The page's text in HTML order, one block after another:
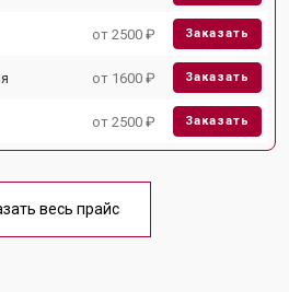
от 2500 ₽ Заказать
от 1600 ₽ Заказать
от 2500 ₽ Заказать
весь прайс